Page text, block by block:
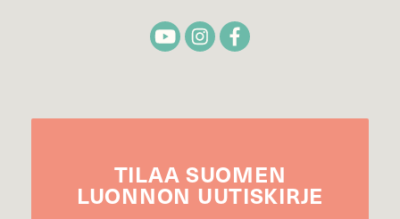
TILAA SUOMEN
LUONNON UUTIS­KIRJE